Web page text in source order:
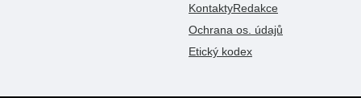
KontaktyRedakce
Ochrana os. údajů
Etický kodex